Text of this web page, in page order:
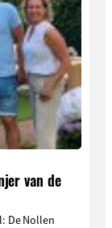
van de
De Nollen